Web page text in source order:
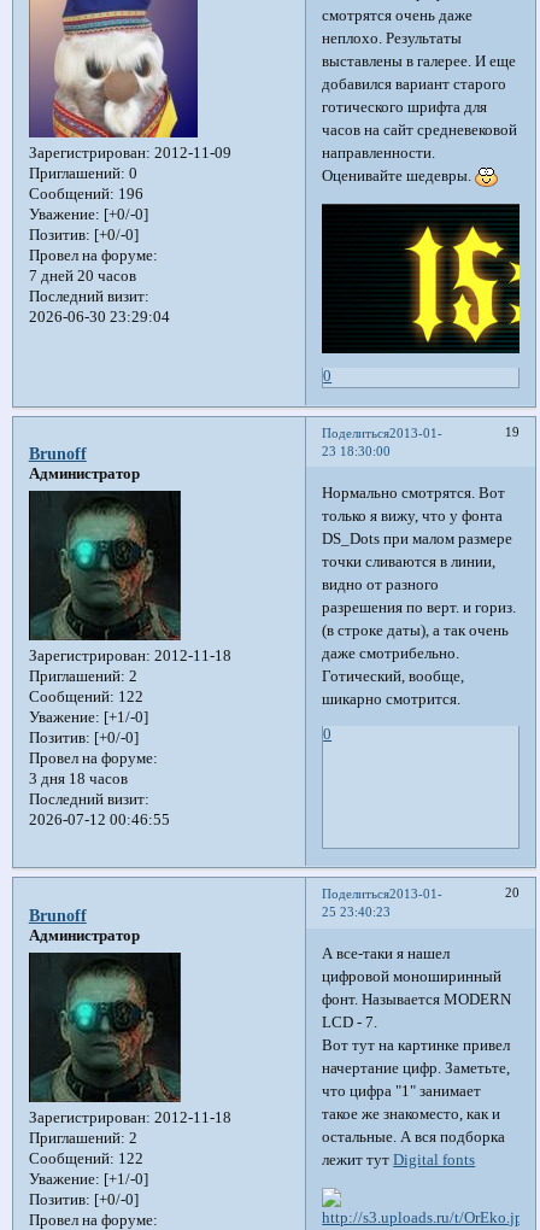
Зарегистрирован: 2012-11-09
Приглашений: 0
Сообщений: 196
Уважение: [+0/-0]
Позитив: [+0/-0]
Провел на форуме:
7 дней 20 часов
Последний визит:
2026-06-30 23:29:04
смотрятся очень даже
неплохо. Результаты
выставлены в галерее. И еще
добавился вариант старого
готического шрифта для
часов на сайт средневековой
направленности.
Оценивайте шедевры.
0
Поделиться 19
2013-01-
23 18:30:00
Brunoff
Администратор
Зарегистрирован: 2012-11-18
Приглашений: 2
Сообщений: 122
Уважение: [+1/-0]
Позитив: [+0/-0]
Провел на форуме:
3 дня 18 часов
Последний визит:
2026-07-12 00:46:55
Нормально смотрятся. Вот
только я вижу, что у фонта
DS_Dots при малом размере
точки сливаются в линии,
видно от разного
разрешения по верт. и гориз.
(в строке даты), а так очень
даже смотрибельно.
Готический, вообще,
шикарно смотрится.
0
Поделиться 20
2013-01-
25 23:40:23
Brunoff
Администратор
Зарегистрирован: 2012-11-18
Приглашений: 2
Сообщений: 122
Уважение: [+1/-0]
Позитив: [+0/-0]
Провел на форуме:
А все-таки я нашел
цифровой моноширинный
фонт. Называется MODERN
LCD - 7.
Вот тут на картинке привел
начертание цифр. Заметьте,
что цифра "1" занимает
такое же знакоместо, как и
остальные. А вся подборка
лежит тутDigital fonts